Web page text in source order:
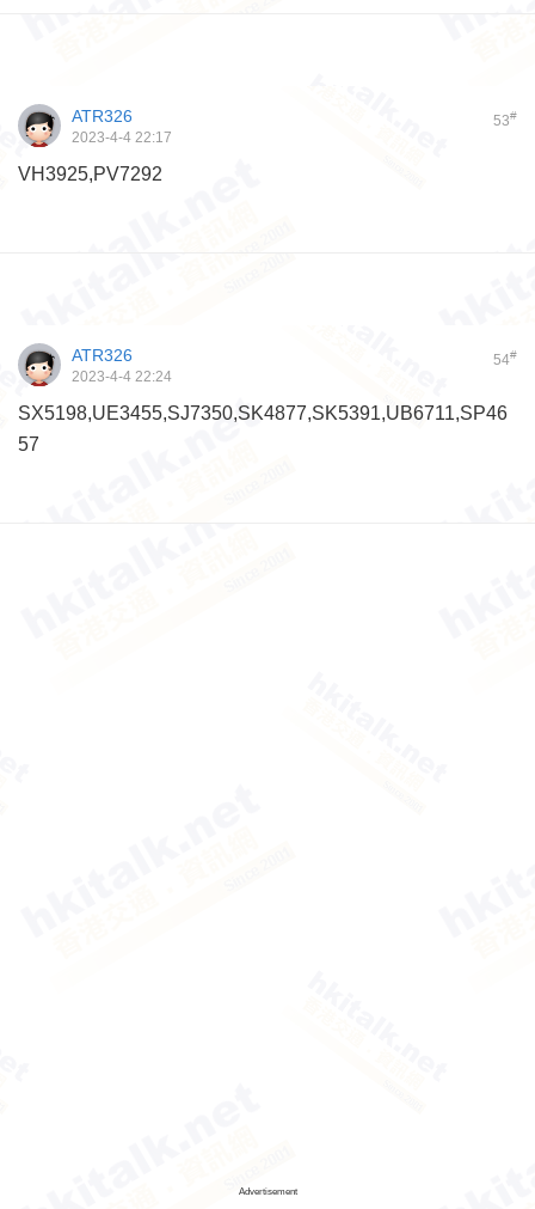
53#
ATR326
2023-4-4 22:17
VH3925,PV7292
54#
ATR326
2023-4-4 22:24
SX5198,UE3455,SJ7350,SK4877,SK5391,UB6711,SP46
57
Advertisement